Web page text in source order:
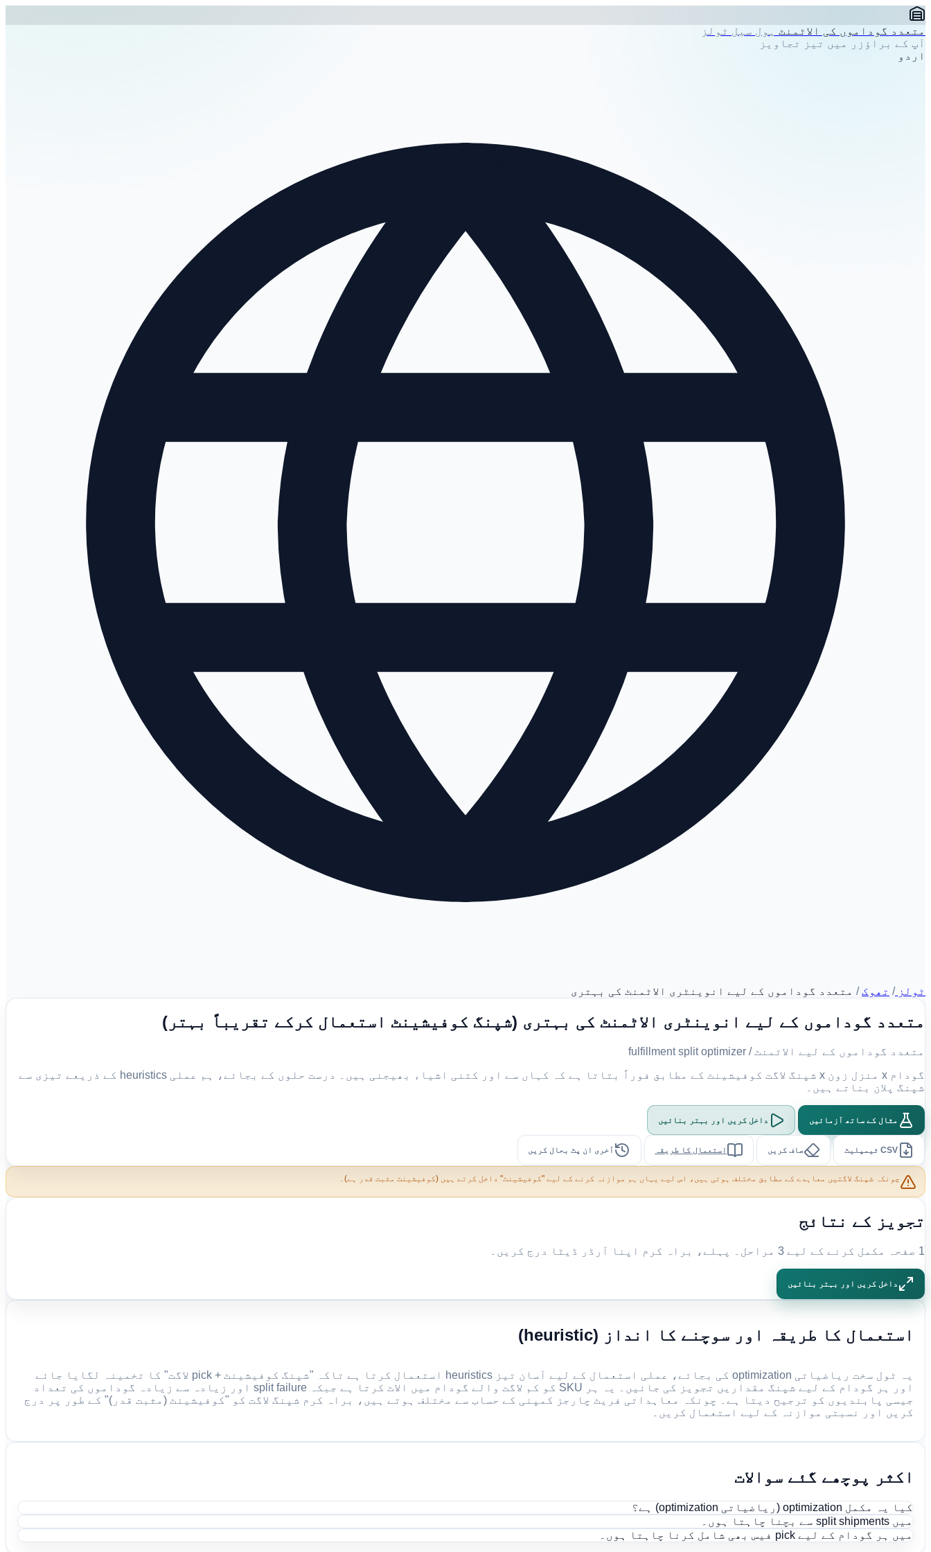
متعدد گوداموں کی الاٹمنٹ
ہول سیل ٹولز
آپ کے براؤزر میں تیز تجاویز
اردو
ٹولز/ تھوک / متعدد گوداموں کے لیے انوینٹری الاٹمنٹ کی بہتری
متعدد گوداموں کے لیے انوینٹری الاٹمنٹ کی بہتری (شپنگ کوفیشینٹ استعمال کرکے تقریباً بہتر)
متعدد گوداموں کے لیے الاٹمنٹ / fulfillment split optimizer
گودام x منزل زون x شپنگ لاگت کوفیشینٹ کے مطابق فوراً بتاتا ہے کہ کہاں سے اور کتنی اشیاء بھیجنی ہیں۔ درست حلوں کے بجائے، ہم عملی heuristics کے ذریعے تیزی سے
شپنگ پلان بناتے ہیں۔
مثال کے ساتھ آزمائیں داخل کریں اور بہتر بنائیں
CSV ٹیمپلیٹ صاف کریں استعمال کا طریقہ آخری ان پٹ بحال کریں
چونکہ شپنگ لاگتیں معاہدے کے مطابق مختلف ہوتی ہیں، اس لیے یہاں ہم موازنہ کرنے کے لیے "کوفیشینٹ" داخل کرتے ہیں (کوفیشینٹ مثبت قدر ہے)۔
تجویز کے نتائج
1 صفحہ مکمل کرنے کے لیے 3 مراحل۔ پہلے، براہ کرم اپنا آرڈر ڈیٹا درج کریں۔
داخل کریں اور بہتر بنائیں
استعمال کا طریقہ اور سوچنے کا انداز (heuristic)
یہ ٹول سخت ریاضیاتی optimization کی بجائے، عملی استعمال کے لیے آسان تیز heuristics استعمال کرتا ہے تاکہ "شپنگ کوفیشینٹ + pick لاگت" کا تخمینہ لگایا جائے
اور ہر گودام کے لیے شپنگ مقداریں تجویز کی جائیں۔ یہ ہر SKU کو کم لاگت والے گودام میں الاٹ کرتا ہے جبکہ split failure اور زیادہ سے زیادہ گوداموں کی تعداد
جیسی پابندیوں کو ترجیح دیتا ہے۔ چونکہ معاہداتی فریٹ چارجز کمپنی کے حساب سے مختلف ہوتے ہیں، براہ کرم شپنگ لاگت کو "کوفیشینٹ (مثبت قدر)" کے طور پر درج
کریں اور نسبتی موازنہ کے لیے استعمال کریں۔
اکثر پوچھے گئے سوالات
کیا یہ مکمل optimization (ریاضیاتی optimization) ہے؟
میں split shipments سے بچنا چاہتا ہوں۔
میں ہر گودام کے لیے pick فیس بھی شامل کرنا چاہتا ہوں۔